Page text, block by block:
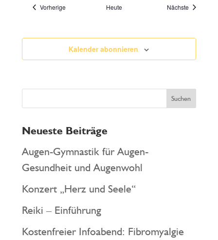
VorherigeVeranstaltungenHeute Nächste
Kalender abonnieren
Neueste Beiträge
Augen-Gymnastik für Augen-
Gesundheit und Augenwohl
Konzert „Herz und Seele“
Reiki – Einführung
Kostenfreier Infoabend: Fibromyalgie